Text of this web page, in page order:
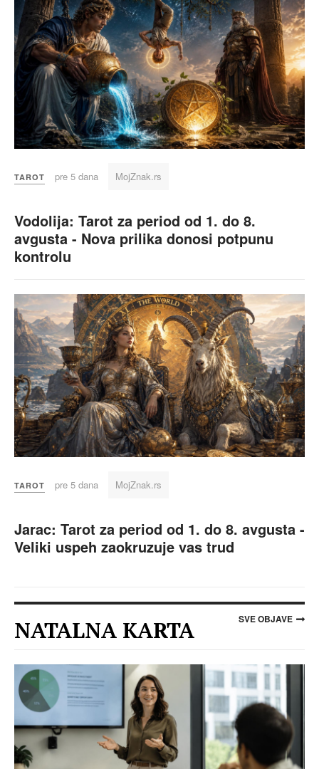
TAROT pre 5 dana MojZnak.rs
Vodolija: Tarot za period od 1. do 8.
avgusta - Nova prilika donosi potpunu
kontrolu
TAROT pre 5 dana MojZnak.rs
Jarac: Tarot za period od 1. do 8. avgusta -
Veliki uspeh zaokruzuje vas trud
NATALNA KARTA SVE OBJAVE